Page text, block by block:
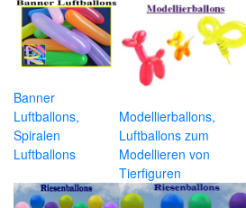
Banner
Luftballons,
Spiralen
Luftballons
Modellierballons,
Luftballons zum
Modellieren von
Tierfiguren